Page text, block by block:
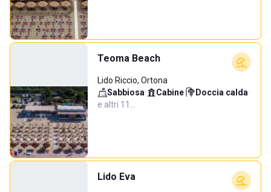
Teoma Beach
Lido Riccio, Ortona
Sabbiosa· Cabine· Doccia calda·
e altri 11…
Lido Eva